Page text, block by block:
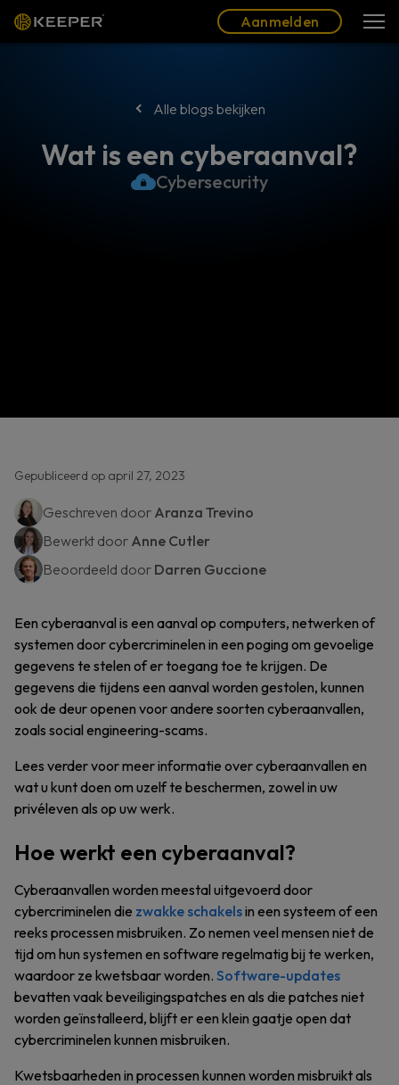
Aanmelden
Alle blogs bekijken
Wat is een cyberaanval?
Cybersecurity
Gepubliceerd op april 27, 2023
Geschreven door Aranza Trevino
Bewerkt door Anne Cutler
Beoordeeld door Darren Guccione
Een cyberaanval is een aanval op computers, netwerken of
systemen door cybercriminelen in een poging om gevoelige
gegevens te stelen of er toegang toe te krijgen. De
gegevens die tijdens een aanval worden gestolen, kunnen
ook de deur openen voor andere soorten cyberaanvallen,
zoals social engineering-scams.
Lees verder voor meer informatie over cyberaanvallen en
wat u kunt doen om uzelf te beschermen, zowel in uw
privéleven als op uw werk.
Hoe werkt een cyberaanval?
Cyberaanvallen worden meestal uitgevoerd door
cybercriminelen die zwakke schakelsin een systeem of een
reeks processen misbruiken. Zo nemen veel mensen niet de
tijd om hun systemen en software regelmatig bij te werken,
waardoor ze kwetsbaar worden. Software-updates
bevatten vaak beveiligingspatches en als die patches niet
worden geïnstalleerd, blijft er een klein gaatje open dat
cybercriminelen kunnen misbruiken.
Kwetsbaarheden in processen kunnen worden misbruikt als